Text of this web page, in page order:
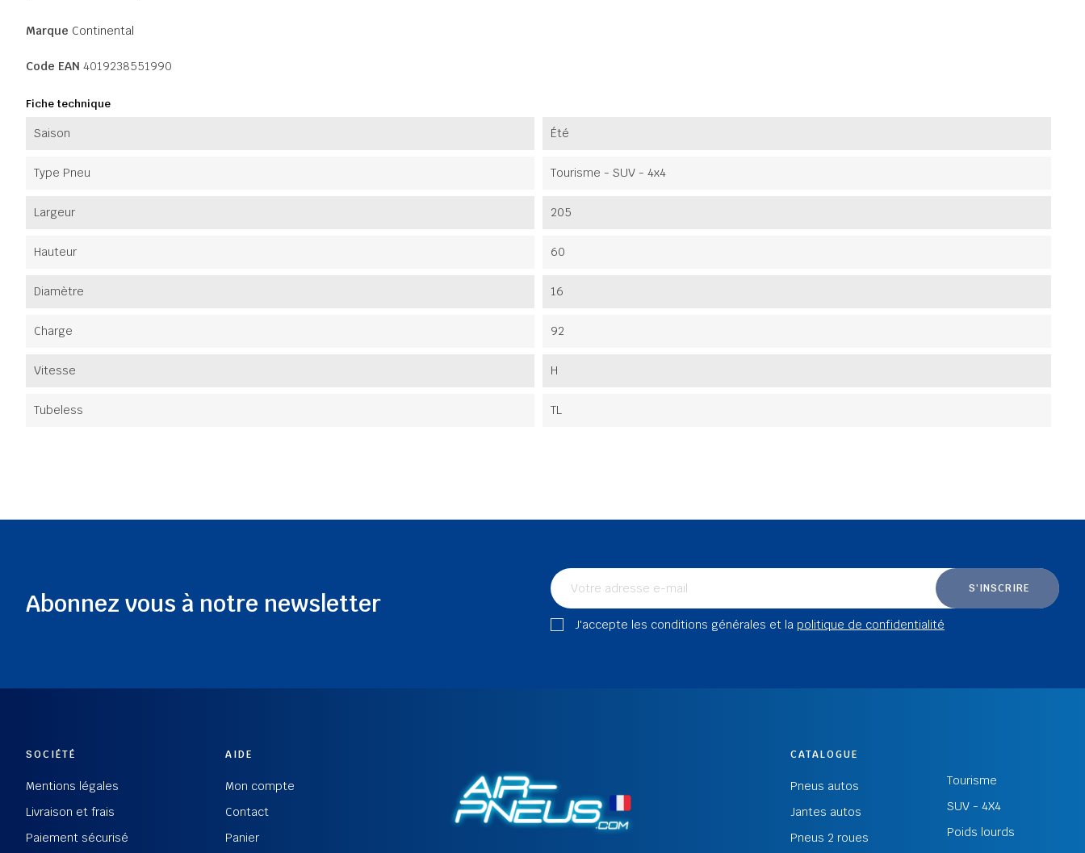
Marque Continental
Code EAN 4019238551990
Fiche technique
Saison Été
Type Pneu Tourisme - SUV - 4x4
Largeur 205
Hauteur 60
Diamètre 16
Charge 92
Vitesse H
Tubeless TL
Abonnez vous à notre newsletter
S'INSCRIRE
J'accepte les conditions générales et la politique de confidentialité
SOCIÉTÉ
Mentions légales
Livraison et frais
Paiement sécurisé
AIDE
Mon compte
Contact
Panier
CATALOGUE
Pneus autos
Jantes autos
Pneus 2 roues
Tourisme
SUV - 4X4
Poids lourds